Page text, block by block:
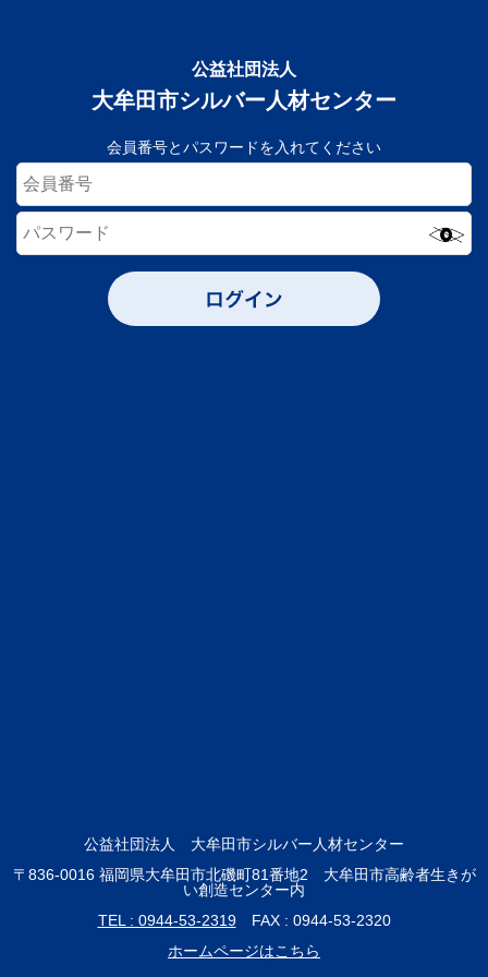
公益社団法人
大牟田市シルバー人材センター
会員番号とパスワードを入れてください
公益社団法人 大牟田市シルバー人材センター
〒836-0016 福岡県大牟田市北磯町81番地2 大牟田市高齢者生きが
い創造センター内
TEL : 0944-53-2319FAX : 0944-53-2320
ホームページはこちら